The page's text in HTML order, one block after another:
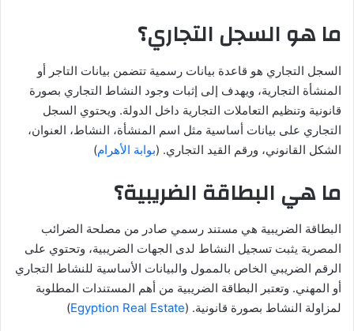
ما هو السجل التجاري؟
السجل التجاري هو قاعدة بيانات رسمية تتضمن بيانات التاجر أو
المنشأة التجارية، ويهدف إلى إثبات وجود النشاط التجاري بصورة
قانونية وتنظيم التعاملات التجارية داخل الدولة. ويحتوي السجل
التجاري على بيانات أساسية مثل اسم المنشأة، النشاط، العنوان،
الشكل القانوني، ورقم القيد التجاري. (بوابة الأهرام)
ما هي البطاقة الضريبية؟
البطاقة الضريبية هي مستند رسمي صادر من مصلحة الضرائب
المصرية يثبت تسجيل النشاط لدى الجهات الضريبية، وتحتوي على
الرقم الضريبي الخاص بالممول والبيانات الأساسية للنشاط التجاري
أو المهني. وتعتبر البطاقة الضريبية من أهم المستندات المطلوبة
لمزاولة النشاط بصورة قانونية. (Egyption Real Estate
)